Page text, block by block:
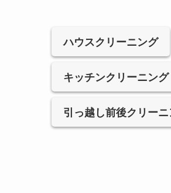
ハウスクリーニング
キッチンクリーニング
引っ越し前後クリー